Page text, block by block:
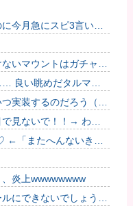
今月急にスピ3言い出
いマウントはガチャで
良い眺めだタルマ
実装するのだろう（ﾃﾞ
見ないで！！→ わか
←「またへんないきも
、炎上wwwwwwww
にできないでしょう